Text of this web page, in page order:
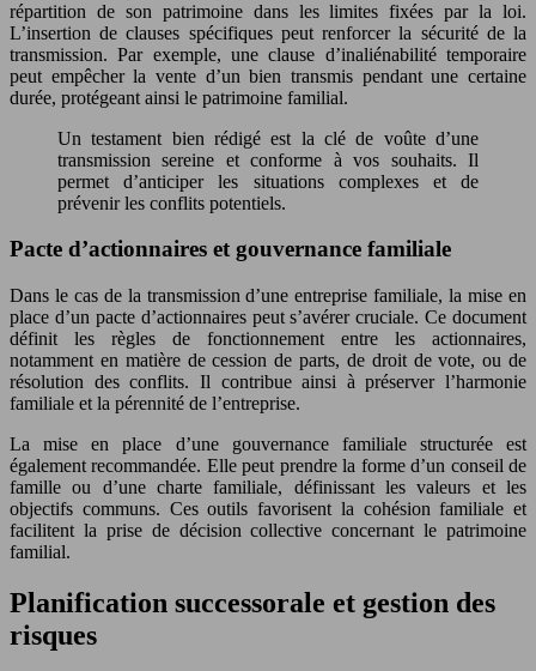
répartition de son patrimoine dans les limites fixées par la loi.
L’insertion de clauses spécifiques peut renforcer la sécurité de la
transmission. Par exemple, une clause d’inaliénabilité temporaire
peut empêcher la vente d’un bien transmis pendant une certaine
durée, protégeant ainsi le patrimoine familial.
Un testament bien rédigé est la clé de voûte d’une
transmission sereine et conforme à vos souhaits. Il
permet d’anticiper les situations complexes et de
prévenir les conflits potentiels.
Pacte d’actionnaires et gouvernance familiale
Dans le cas de la transmission d’une entreprise familiale, la mise en
place d’un pacte d’actionnaires peut s’avérer cruciale. Ce document
définit les règles de fonctionnement entre les actionnaires,
notamment en matière de cession de parts, de droit de vote, ou de
résolution des conflits. Il contribue ainsi à préserver l’harmonie
familiale et la pérennité de l’entreprise.
La mise en place d’une gouvernance familiale structurée est
également recommandée. Elle peut prendre la forme d’un conseil de
famille ou d’une charte familiale, définissant les valeurs et les
objectifs communs. Ces outils favorisent la cohésion familiale et
facilitent la prise de décision collective concernant le patrimoine
familial.
Planification successorale et gestion des
risques